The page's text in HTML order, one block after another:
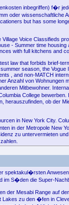
inbegriffen) f�r
oder wissenschaftliche
but has some
Voice Classifieds
- Summer time
with full kitchens and
law that forbids brief-
season, the Vogue
, and non-MATCH
Anzahl von Wohnungen
Mitbewohner.
College bewerben.
herauszufinden, ob der
in New York City.
in der Metropole New
zu untervermieten
spektakul�rsten
im S�den die Super-
der Mesabi Range auf
zu den �fen in